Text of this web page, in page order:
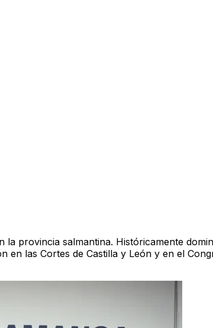
provincia salmantina. Históricamente
las Cortes de Castilla y León y en el